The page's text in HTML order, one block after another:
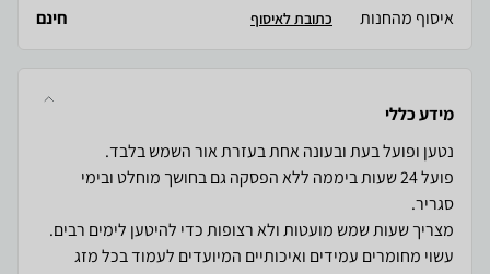
איסוף מהחנות
חינם כתובת לאיסוף
מידע כללי
פועל 24 שעות ביממה ללא הפסקה גם בחושך מוחלט ובימי
עשוי מחומרים עמידים ואיכותיים המיועדים לעמוד בכל מזג